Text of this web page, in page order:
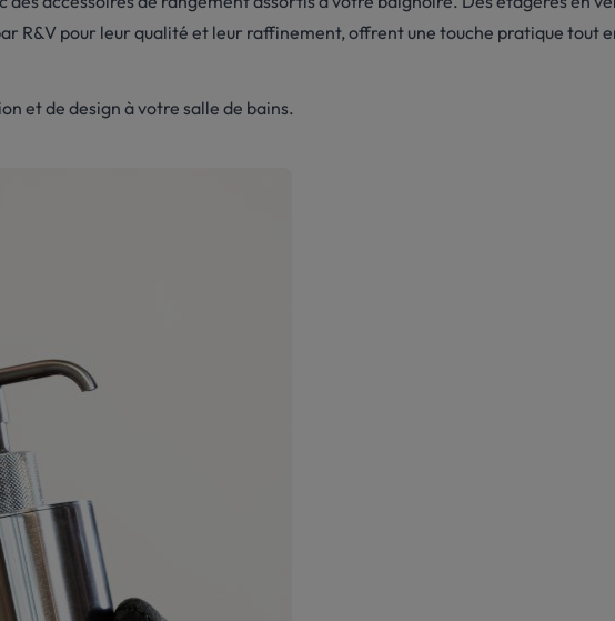
R&V pour leur qualité et leur raffinement, offrent une touche pratique tout
et de design à votre salle de bains.